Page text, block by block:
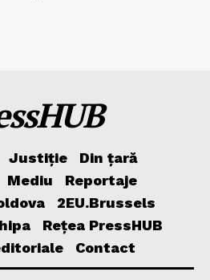
Justiție
Din țară
Mediu
Reportaje
2EU.Brussels
Rețea PressHUB
Contact